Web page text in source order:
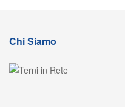
Chi Siamo